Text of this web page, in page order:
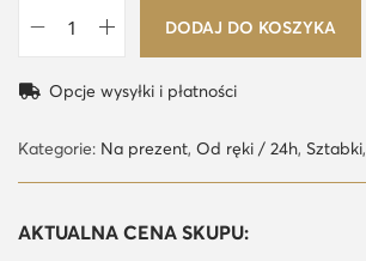
ś
g
DODAJ DO KOSZYKA
Opcje wysyłki i płatności
Kategorie: Na prezent, Od ręki / 24h, Sztabki,
AKTUALNA CENA SKUPU: